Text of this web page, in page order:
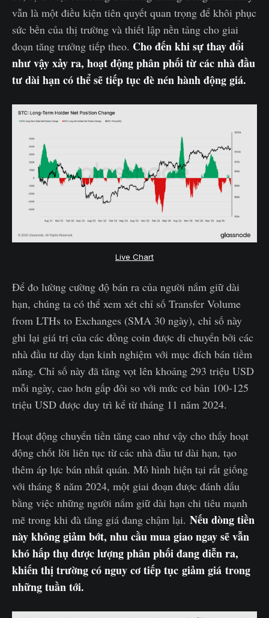
vẫn là một điều kiện tiên quyết quan trọng để khôi phục
sức bền của thị trường và thiết lập nền tảng cho giai
đoạn tăng trưởng tiếp theo. Cho đến khi sự thay đổi
như vậy xảy ra, hoạt động phân phối từ các nhà đầu
tư dài hạn có thể sẽ tiếp tục đè nén hành động giá.
Live Chart
Để đo lường cường độ bán ra của người nắm giữ dài
hạn, chúng ta có thể xem xét chỉ số Transfer Volume
from LTHs to Exchanges (SMA 30 ngày), chỉ số này
ghi lại giá trị của các đồng coin được di chuyển bởi các
nhà đầu tư dày dạn kinh nghiệm với mục đích bán tiềm
năng. Chỉ số này đã tăng vọt lên khoảng 293 triệu USD
mỗi ngày, cao hơn gấp đôi so với mức cơ bản 100-125
triệu USD được duy trì kể từ tháng 11 năm 2024.
Hoạt động chuyển tiền tăng cao như vậy cho thấy hoạt
động chốt lời liên tục từ các nhà đầu tư dài hạn, tạo
thêm áp lực bán nhất quán. Mô hình hiện tại rất giống
với tháng 8 năm 2024, một giai đoạn được đánh dấu
bằng việc những người nắm giữ dài hạn chi tiêu mạnh
mẽ trong khi đà tăng giá đang chậm lại. Nếu dòng tiền
này không giảm bớt, nhu cầu mua giao ngay sẽ vẫn
khó hấp thụ được lượng phân phối đang diễn ra,
khiến thị trường có nguy cơ tiếp tục giảm giá trong
những tuần tới.